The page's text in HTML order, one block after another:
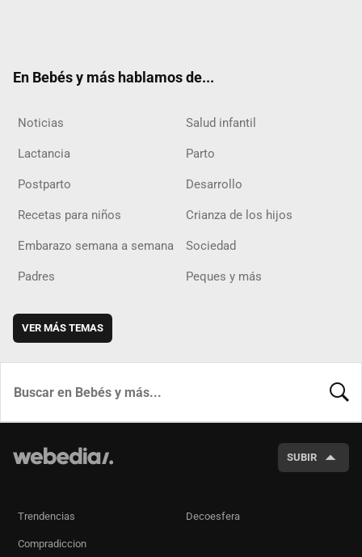
En Bebés y más hablamos de...
Noticias Salud infantil
Lactancia Parto
Postparto Desarrollo
Recetas para niños Crianza de los hijos
Embarazo semana a semana Sociedad
Padres Peques y más
VER MÁS TEMAS
SUBIR
Trendencias Decoesfera
Compradiccion